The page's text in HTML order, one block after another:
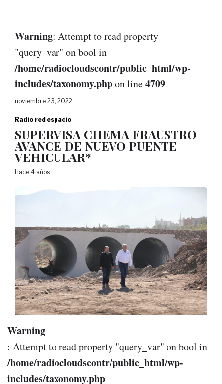
Warning: Attempt to read property
"query_var" on bool in
/home/radiocloudscontr/public_html/wp-
includes/taxonomy.phpon line4709
noviembre 23, 2022
Radio red espacio
SUPERVISA CHEMA FRAUSTRO
AVANCE DE NUEVO PUENTE
VEHICULAR*
Hace 4 años
Warning
: Attempt to read property "query_var" on bool in
/home/radiocloudscontr/public_html/wp-
includes/taxonomy.php